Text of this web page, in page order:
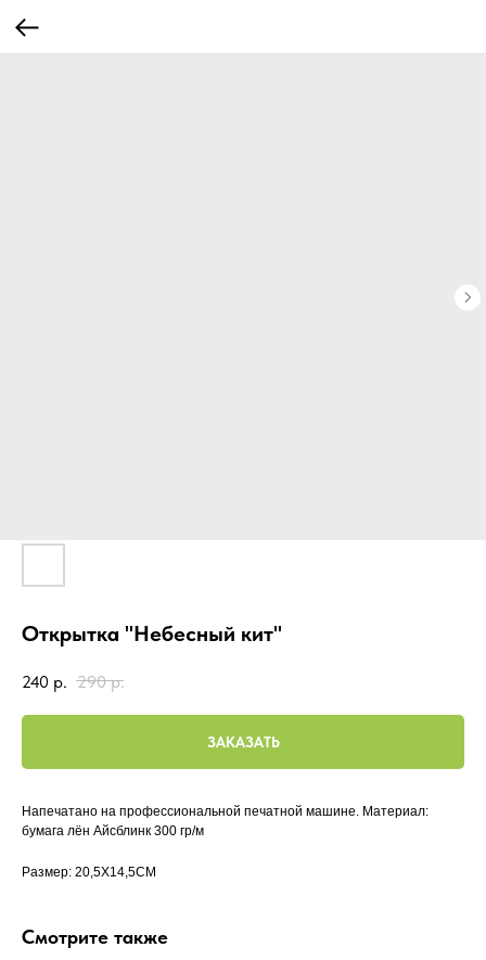
Открытка "Небесный кит"
240 р. 290 р.
ЗАКАЗАТЬ
Напечатано на профессиональной печатной машине. Материал:
бумага лён Айсблинк 300 гр/м
Размер: 20,5X14,5CM
Смотрите также